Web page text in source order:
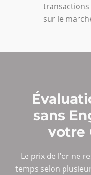
sur le
sans
votre
Le prix de l’or ne
temps selon